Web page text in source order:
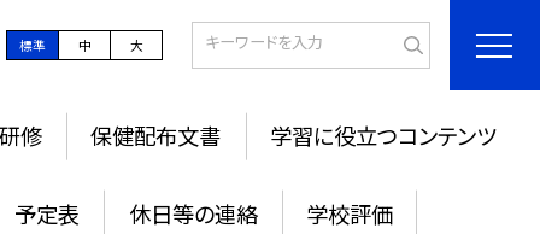
標準 中 大
修 保健配布文書 学習に役立つコンテンツ
予定表 休日等の連絡 学校評価